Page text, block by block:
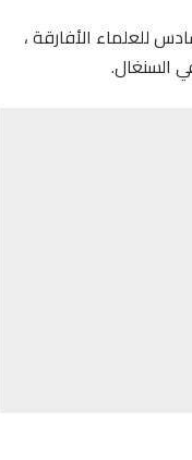
للعلماء الأفارقة ،
السنغال.